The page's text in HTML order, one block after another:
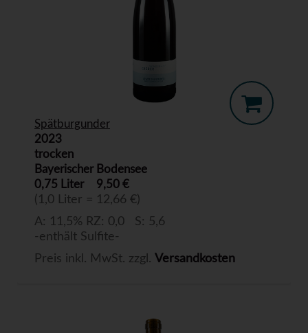
Spätburgunder
2023
trocken
Bayerischer Bodensee
0,75 Liter
9,50 €
(1,0 Liter = 12,66 €)
A: 11,5% RZ: 0,0 S: 5,6
-enthält Sulfite-
Preis inkl. MwSt. zzgl. Versandkosten